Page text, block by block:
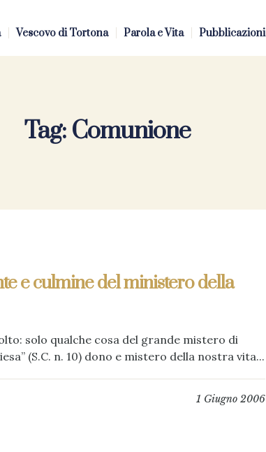
Vescovo di Tortona Parola e Vita Pubblicazioni
Tag: Comunione
e culmine del ministero della
solo qualche cosa del grande mistero di
(S.C. n. 10) dono e mistero della nostra vita...
1 Giugno 2006